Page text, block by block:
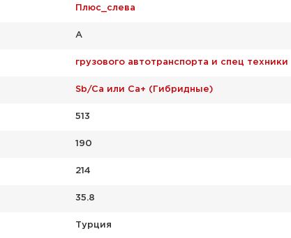
Плюс_слева
A
грузового автотранспорта и спец техники
Sb/Ca или Ca+ (Гибридные)
513
190
214
35.8
Турция